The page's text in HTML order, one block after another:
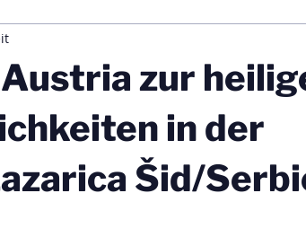
zur
in der
Šid/